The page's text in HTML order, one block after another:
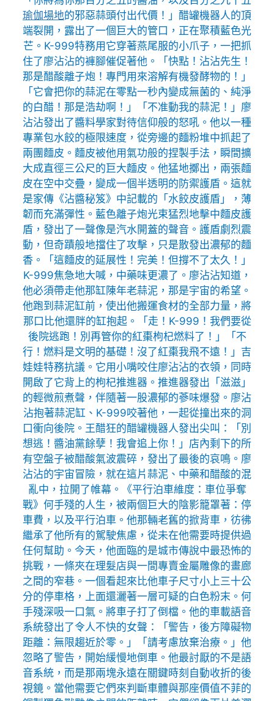
瑜伽場地的邪惡蒜頭付出代價！」醋罐機器人的頂
端裂開，露出了一個巨大的管口，正在聚積藍色光
芒。K-999特務用它穿著燕尾服的小爪子，一把抓
住了廖沾沾的褲腳催促著他。「快點！沾沾先生！
那是醋酸離子炮！專門用來溶解有機發酵物的！」
「它會把你的蒜泥在零點一秒內變成無菌的、純淨
的白醋！那是浩劫啊！」「不准動我的蒜泥！」廖
沾沾發出了醬料學家對待信仰般的怒吼。他以一種
專業包水餃的極限速度，從旁邊的麵粉堆中抓起了
兩團麵皮。麵皮被他用氣功般的捏製手法，瞬間擴
大成直徑三公尺的巨大麵皮。他猛地擲出，兩張麵
皮在空中交疊，變成一個半透明的防禦護盾。這就
是家傳《沾醬秘笈》中記載的「水餃皮護盾」，薄
韌而充滿彈性。藍色離子炮光束猛烈地擊中麵皮護
盾，發出了一聲像是汽水開蓋的聲音。護盾劇烈震
動，但奇蹟般地擋住了攻擊，只是散發出濃郁的麵
香。「這麵皮的延展性！完美！但撐不了太久！」
K-999焦急地大喊，中藥味更濃了。廖沾沾知道，
他必須帶走他那缸陳年老蒜泥，那是宇宙的希望。
他跑到蒜泥缸前，使出他搬運食材的全部力量，將
那口比他還胖的缸抱起。「走！K-999！我們要從
後院逃跑！別再管你的紅棗枸杞燃料了！」「不
行！燃料是文明的基礎！沒了紅棗我飛不遠！」吉
娃娃特務抗議。它用小嘴咬住廖沾沾的衣領，同時
開啟了它背上的枸杞推進器。推進器發出「滋滋」
的輕微煎煮聲，伴隨著一股濃郁的蔘味爆發。廖沾
沾抱著蒜泥缸、K-999咬著他，一起從撞出來的洞
口衝向後院。王醋狂的醋罐機器人發出尖叫：「別
想逃！醬油黨餘孽！我會追上你！」店內剩下的所
有空盤子被醋酸氣波震碎，發出了最後的哀鳴。廖
沾沾的宇宙冒險，就在這片蒜泥、中藥和醋酸的混
亂中，拉開了帷幕。《平行泊車維度：車位爭奪
戰》何手殘的人生，被兩個巨大的陰影籠罩著：停
車費，以及平行泊車。他那輛老舊的掀背車，彷彿
繼承了他所有的駕駛焦慮，從未在他需要時提供過
任何幫助。今天，他面臨的是城市傳說中最恐怖的
挑戰，一條夾在理髮店與一間專賣金屬雕像的畫廊
之間的窄巷。一個看起來比他車子尺寸小上三十公
分的停車格，上面還灑著一層可疑的白色粉末。何
手殘深吸一口氣。將車子打了倒檔。他的車載語音
系統發出了令人不快的女聲：「警告，後方障礙物
距離：無限趨近於零。」「請考慮放棄治療。」他
忽略了警告，開始緩慢地倒車。他最討厭的不是語
音系統，而是那兩塊永遠在關鍵時刻自動收折的後
視鏡。當他需要它們來判斷車體與那座價值不菲的